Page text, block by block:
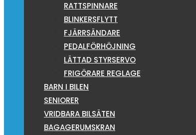
RATTSPINNARE
BLINKERSFLYTT
FJÄRRSÄNDARE
PEDALFÖRHÖJNING
LÄTTAD STYRSERVO
FRIGÖRARE REGLAGE
BARN I BILEN
SENIORER
VRIDBARA BILSÄTEN
BAGAGERUMSKRAN